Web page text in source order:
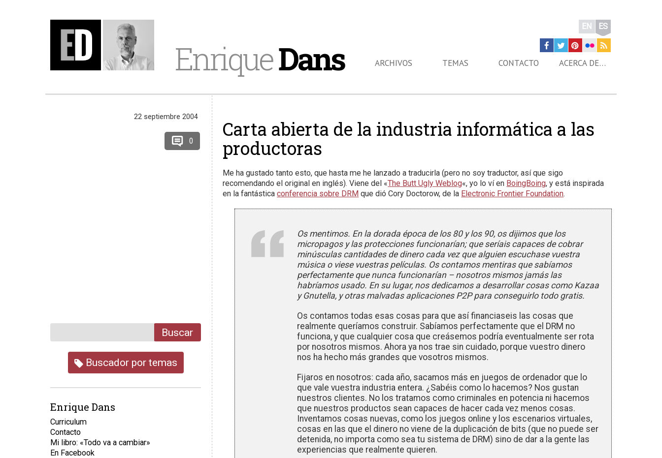
EnriqueDans
EN ES
ARCHIVOS TEMAS CONTACTO ACERCA DE…
Carta abierta de la industria informática a las
productoras
Me ha gustado tanto esto, que hasta me he lanzado a traducirla (pero no soy traductor, así que sigo
recomendando el original en inglés). Viene del «The Butt Ugly Weblog«, yo lo ví en BoingBoing, y está inspirada
en la fantásticaconferencia sobre DRM que dió Cory Doctorow, de la Electronic Frontier Foundation.
Os mentimos. En la dorada época de los 80 y los 90, os dijimos que los
micropagos y las protecciones funcionarían; que seríais capaces de cobrar
minúsculas cantidades de dinero cada vez que alguien escuchase vuestra
música o viese vuestras películas. Os contamos mentiras que sabíamos
perfectamente que nunca funcionarían – nosotros mismos jamás las
habríamos usado. En su lugar, nos dedicamos a desarrollar cosas como Kazaa
y Gnutella, y otras malvadas aplicaciones P2P para conseguirlo todo gratis.
Os contamos todas esas cosas para que así financiaseis las cosas que
realmente queríamos construir. Sabíamos perfectamente que el DRM no
funciona, y que cualquier cosa que creásemos podría eventualmente ser rota
por nosotros mismos. Ahora ya nos trae sin cuidado, porque vuestro dinero
nos ha hecho más grandes que vosotros mismos.
Fijaros en nosotros: cada año, sacamos más en juegos de ordenador que lo
que vale vuestra industria entera. ¿Sabéis como lo hacemos? Nos gustan
nuestros clientes. No los tratamos como criminales en potencia ni hacemos
que nuestros productos sean capaces de hacer cada vez menos cosas.
Inventamos cosas nuevas, como los juegos online y los escenarios virtuales,
cosas en las que el dinero no viene de la duplicación de bits (que no puede ser
detenida, no importa como sea tu sistema de DRM) sino de dar a la gente las
experiencias que realmente quieren.
22 septiembre 2004
0
Buscar
Buscador por temas
Enrique Dans
Curriculum
Contacto
Mi libro: «Todo va a cambiar»
En Facebook